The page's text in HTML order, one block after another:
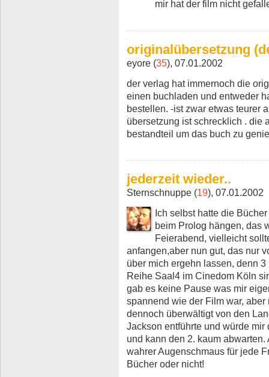
mir hat der film nicht
originalübersetzung
eyore (35), 07.01.2002
der verlag hat immernoch die
einen buchladen und entweder
bestellen. -ist zwar etwas teurer
übersetzung ist schrecklich . die
bestandteil um das buch zu
jederzeit wieder..
Sternschnuppe (19), 07.01.2002
Ich selbst hatte die
beim Prolog hängen, das
Feierabend, vielleicht
anfangen,aber nun gut, das nur
über mich ergehn lassen, denn
Reihe Saal4 im Cinedom Köln
gab es keine Pause was mir
spannend wie der Film war,
dennoch überwältigt von den
Jackson entführte und würde
und kann den 2. kaum
wahrer Augenschmaus für jede
Bücher oder nicht!